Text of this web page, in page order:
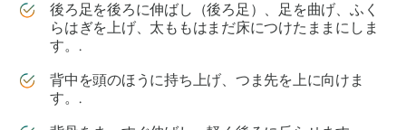
後ろ足を後ろに伸ばし（後ろ足）、足を曲げ、ふく
らはぎを上げ、太ももはまだ床につけたままにしま
す。.
背中を頭のほうに持ち上げ、つま先を上に向けま
す。.